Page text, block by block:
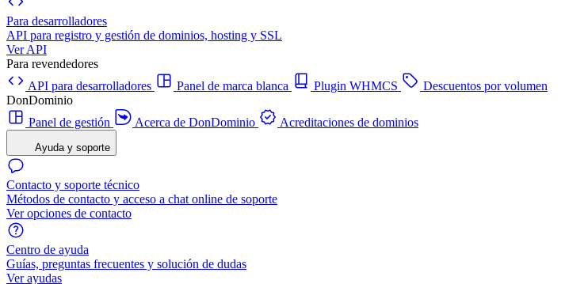
Para desarrolladores
API para registro y gestión de dominios, hosting y SSL
Ver API
Para revendedores
API para desarrolladores
Panel de marca blanca Plugin WHMCS
Descuentos por volumen
DonDominio
Panel de gestión
Acerca de DonDominio Acreditaciones de dominios
Ayuda y soporte
Contacto y soporte técnico
Métodos de contacto y acceso a chat online de soporte
Ver opciones de contacto
Centro de ayuda
Guías, preguntas frecuentes y solución de dudas
Ver ayudas